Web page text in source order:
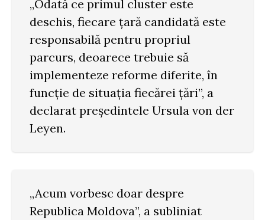
„Odată ce primul cluster este
deschis, fiecare țară candidată este
responsabilă pentru propriul
parcurs, deoarece trebuie să
implementeze reforme diferite, în
funcție de situația fiecărei țări”, a
declarat președintele Ursula von der
Leyen.
„Acum vorbesc doar despre
Republica Moldova”, a subliniat